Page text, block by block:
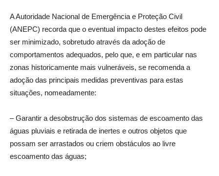
A Autoridade Nacional de Emergência e Proteção Civil
(ANEPC) recorda que o eventual impacto destes efeitos pode
ser minimizado, sobretudo através da adoção de
comportamentos adequados, pelo que, e em particular nas
zonas historicamente mais vulneráveis, se recomenda a
adoção das principais medidas preventivas para estas
situações, nomeadamente:
– Garantir a desobstrução dos sistemas de escoamento das
águas pluviais e retirada de inertes e outros objetos que
possam ser arrastados ou criem obstáculos ao livre
escoamento das águas;